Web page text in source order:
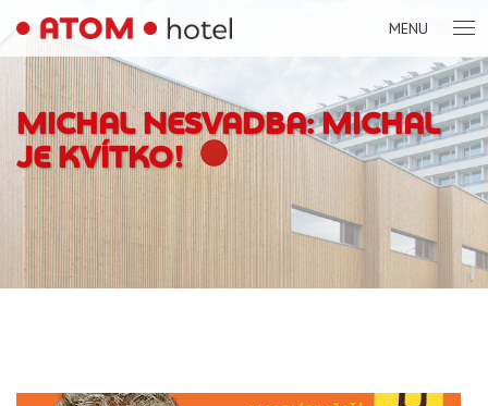
MENU
MICHAL NESVADBA: MICHAL
JE KVÍTKO!